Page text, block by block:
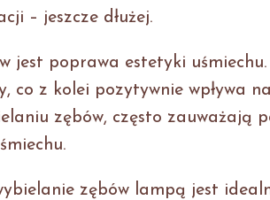
– jeszcze dłużej.
jest poprawa estetyki uśmiechu.
z kolei pozytywnie wpływa
zębów, często zauważają
zębów lampą jest